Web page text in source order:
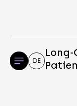
DE
Long-